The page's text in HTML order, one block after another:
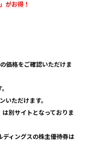
がお得！
価格をご確認いただけま
ただけます。
別サイトとなっておりま
ィングスの株主優待券は